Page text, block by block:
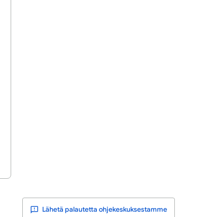
Lähetä palautetta ohjekeskuksestamme